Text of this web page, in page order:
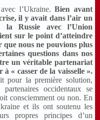
l’Ukraine.Bien avant
il y avait dans l’air un
la Russie avec l’Union
sur le point d’atteindre
nous ne pouvions plus
questions dans nos
un véritable partenariat
« casser de la vaisselle ».
pour la première solution,
occidentaux se
consciemment ou non. En
et ils ont soutenu les
propres principes d’un